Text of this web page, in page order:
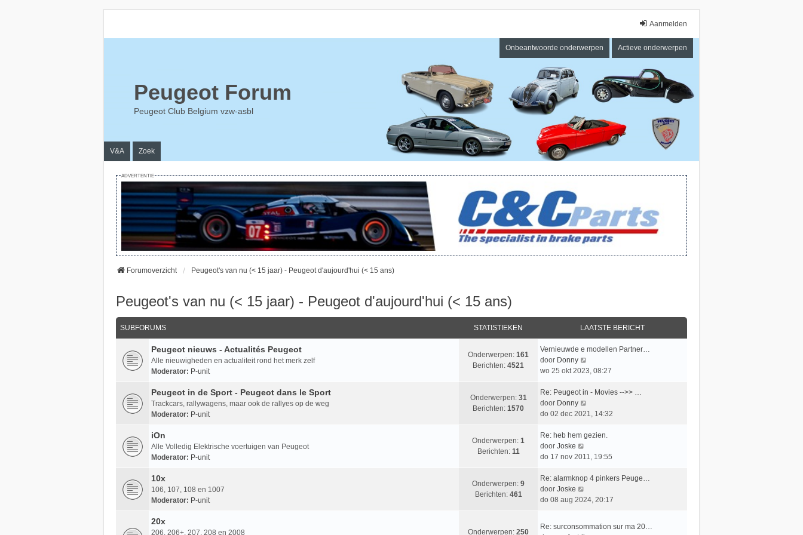
Aanmelden
Onbeantwoorde onderwerpen Actieve onderwerpen
Peugeot Forum
Peugeot Club Belgium vzw-asbl
V&A Zoek
ADVERTENTIE
Forumoverzicht Peugeot's van nu (< 15 jaar) - Peugeot d'aujourd'hui (< 15 ans)
Peugeot's van nu (< 15 jaar) - Peugeot d'aujourd'hui (< 15 ans)
SUBFORUMS STATISTIEKEN LAATSTE BERICHT
Peugeot nieuws - Actualités Peugeot
Alle nieuwigheden en actualiteit rond het merk zelf
Moderator: P-unit
Onderwerpen: 161
Berichten: 4521
L
a
a
s
t
e
e
r
i
h
t
Vernieuwde e modellen Partner…
door Donny
e
i
k
a
t
t
b
i
wo 25 okt 2023, 08:27
Peugeot in de Sport - Peugeot dans le Sport
Trackcars, rallywagens, maar ook de rallyes op de weg
Moderator: P-unit
Onderwerpen: 31
Berichten: 1570
L
a
a
s
t
e
e
r
i
t
Re: Peugeot in - Movies -->> …
door Donny
e
i
k
a
t
e
do 02 dec 2021, 14:32
iOn
Alle Volledig Elektrische voertuigen van Peugeot
Moderator: P-unit
Onderwerpen: 1
Berichten: 11
L
a
a
s
t
e
r
Re: heb hem gezien.
door Joske
e
i
k
a
do 17 nov 2011, 19:55
10x
106, 107, 108 en 1007
Moderator: P-unit
Onderwerpen: 9
Berichten: 461
L
a
a
t
Re: alarmknop 4 pinkers Peuge…
door Joske
e
j
do 08 aug 2024, 20:17
20x
206, 206+, 207, 208 en 2008
Onderwerpen: 250
LRe: surconsommation sur ma 20…